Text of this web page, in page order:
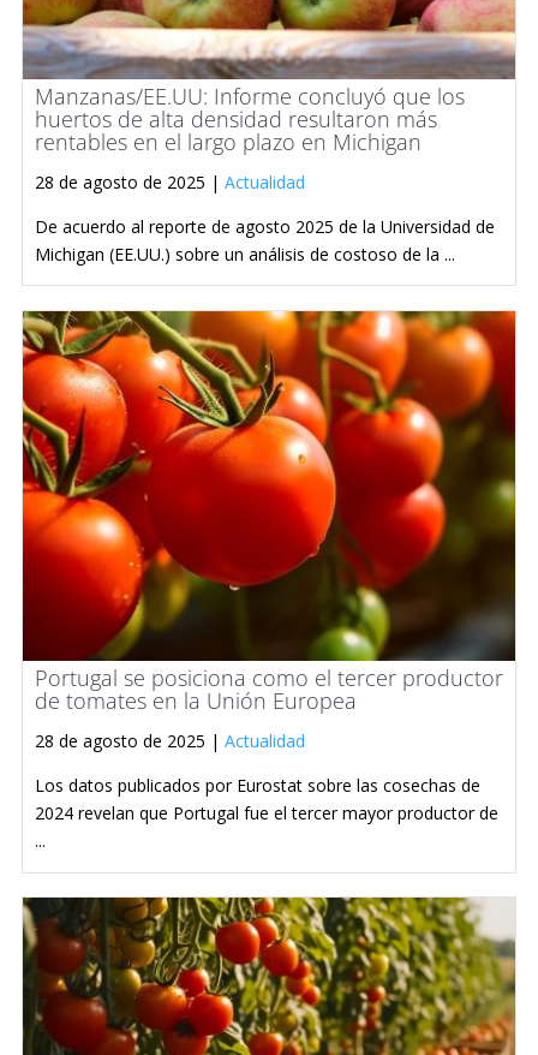
Manzanas/EE.UU: Informe concluyó que los
huertos de alta densidad resultaron más
rentables en el largo plazo en Michigan
28 de agosto de 2025 | Actualidad
De acuerdo al reporte de agosto 2025 de la Universidad de
Michigan (EE.UU.) sobre un análisis de costoso de la ...
Portugal se posiciona como el tercer productor
de tomates en la Unión Europea
28 de agosto de 2025 | Actualidad
Los datos publicados por Eurostat sobre las cosechas de
2024 revelan que Portugal fue el tercer mayor productor de
...